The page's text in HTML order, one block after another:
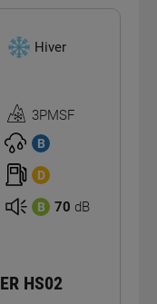
Hiver
Homologation
3PMSF
3PMSF
B
D
B 70 dB
HS02